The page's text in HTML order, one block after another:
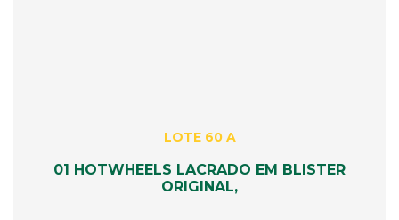
LOTE 60 A
01 HOTWHEELS LACRADO EM BLISTER
ORIGINAL,